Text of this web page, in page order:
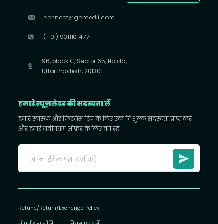
connect@gomedii.com
(+91) 9311101477
96, block C, Sector 65, Noida,
Uttar Pradesh, 201301
हमारे न्यूज़लेटर की सदस्यता लें
हमारे स्वास्थ्य और फिटनेस टिप के लिए एक निःशुल्क सदस्यता प्राप्त करें
और हमारे नवीनतम ऑफ़र के लिए बने रहें
Refund/Return/Exchange Policy